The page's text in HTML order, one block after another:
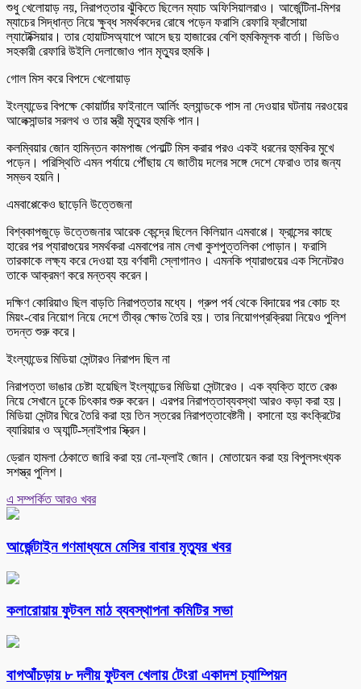
শুধু খেলোয়াড় নয়, নিরাপত্তার ঝুঁকিতে ছিলেন ম্যাচ অফিসিয়ালরাও। আর্জেন্টিনা-মিশর
ম্যাচের সিদ্ধান্ত নিয়ে ক্ষুব্ধ সমর্থকদের রোষে পড়েন ফরাসি রেফারি ফ্রাঁসোয়া
ল্যাটেক্সিয়ার। তার হোয়াটসঅ্যাপে আসে ছয় হাজারের বেশি হুমকিমূলক বার্তা। ভিডিও
সহকারী রেফারি উইলি দেলাজোও পান মৃত্যুর হুমকি।
গোল মিস করে বিপদে খেলোয়াড়
ইংল্যান্ডের বিপক্ষে কোয়ার্টার ফাইনালে আর্লিং হল্যান্ডকে পাস না দেওয়ার ঘটনায় নরওয়ের
আলেক্সান্ডার সরলথ ও তার স্ত্রী মৃত্যুর হুমকি পান।
কলম্বিয়ার জোন হামিন্তন কামপাজ পেনাল্টি মিস করার পরও একই ধরনের হুমকির মুখে
পড়েন। পরিস্থিতি এমন পর্যায়ে পৌঁছায় যে জাতীয় দলের সঙ্গে দেশে ফেরাও তার জন্য
সম্ভব হয়নি।
এমবাপ্পেকেও ছাড়েনি উত্তেজনা
বিশ্বকাপজুড়ে উত্তেজনার আরেক কেন্দ্রে ছিলেন কিলিয়ান এমবাপ্পে। ফ্রান্সের কাছে
হারের পর প্যারাগুয়ের সমর্থকরা এমবাপের নাম লেখা কুশপুত্তলিকা পোড়ান। ফরাসি
তারকাকে লক্ষ্য করে দেওয়া হয় বর্ণবাদী স্লোগানও। এমনকি প্যারাগুয়ের এক সিনেটরও
তাকে আক্রমণ করে মন্তব্য করেন।
দক্ষিণ কোরিয়াও ছিল বাড়তি নিরাপত্তার মধ্যে। গ্রুপ পর্ব থেকে বিদায়ের পর কোচ হং
মিয়ং-বোর নিয়োগ নিয়ে দেশে তীব্র ক্ষোভ তৈরি হয়। তার নিয়োগপ্রক্রিয়া নিয়েও পুলিশ
তদন্ত শুরু করে।
ইংল্যান্ডের মিডিয়া সেন্টারও নিরাপদ ছিল না
নিরাপত্তা ভাঙার চেষ্টা হয়েছিল ইংল্যান্ডের মিডিয়া সেন্টারেও। এক ব্যক্তি হাতে রেঞ্চ
নিয়ে সেখানে ঢুকে চিৎকার শুরু করেন। এরপর নিরাপত্তাব্যবস্থা আরও কড়া করা হয়।
মিডিয়া সেন্টার ঘিরে তৈরি করা হয় তিন স্তরের নিরাপত্তাবেষ্টনী। বসানো হয় কংক্রিটের
ব্যারিয়ার ও অ্যান্টি-স্নাইপার স্ক্রিন।
ড্রোন হামলা ঠেকাতে জারি করা হয় নো-ফ্লাই জোন। মোতায়েন করা হয় বিপুলসংখ্যক
সশস্ত্র পুলিশ।
এ সম্পর্কিত আরও খবর
আর্জেন্টাইন গণমাধ্যমে মেসির বাবার মৃত্যুর খবর
কলারোয়ায় ফুটবল মাঠ ব্যবস্থাপনা কমিটির সভা
বাগআঁচড়ায় ৮ দলীয় ফুটবল খেলায় টেংরা একাদশ চ্যাম্পিয়ন